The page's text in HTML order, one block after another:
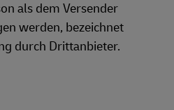
als dem Versender
werden, bezeichnet
durch Drittanbieter.